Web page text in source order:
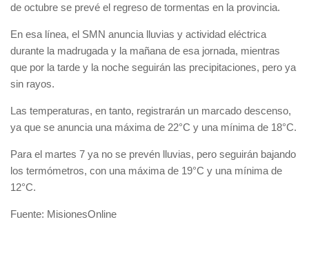
de octubre se prevé el regreso de tormentas en la provincia.
En esa línea, el SMN anuncia lluvias y actividad eléctrica
durante la madrugada y la mañana de esa jornada, mientras
que por la tarde y la noche seguirán las precipitaciones, pero ya
sin rayos.
Las temperaturas, en tanto, registrarán un marcado descenso,
ya que se anuncia una máxima de 22°C y una mínima de 18°C.
Para el martes 7 ya no se prevén lluvias, pero seguirán bajando
los termómetros, con una máxima de 19°C y una mínima de
12°C.
Fuente: MisionesOnline